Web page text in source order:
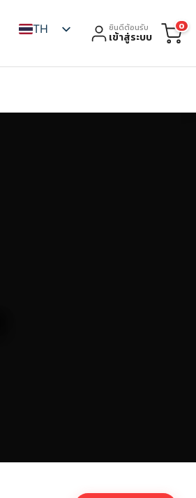
TH ยินดีต้อนรับ
เข้าสู่ระบบ
0